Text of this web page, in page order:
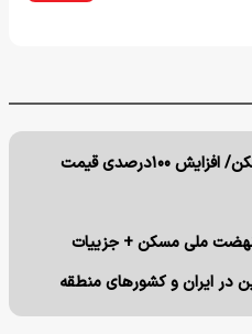
عقب‌نشینی سازندگان از بازار مسکن/ افزایش ۱۰۰درصدی قیمت
نهضت ملی مسکن + جزییات
در ایران و کشورهای منطقه